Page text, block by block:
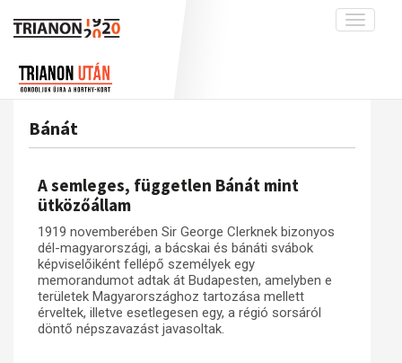
Toggle
A békerendszer megszilárdulása
Galéria
Adatbázis
Emlékművek (feltöltés alatt)
Menekültek
Visszhang
Publikációk
Kapcsolat
Trianon-kommentár
Bánát
A semleges, független Bánát mint
ütközőállam
1919 novemberében Sir George Clerknek bizonyos
dél-magyarországi, a bácskai és bánáti svábok
képviselőiként fellépő személyek egy
memorandumot adtak át Budapesten, amelyben e
területek Magyarországhoz tartozása mellett
érveltek, illetve esetlegesen egy, a régió sorsáról
döntő népszavazást javasoltak.